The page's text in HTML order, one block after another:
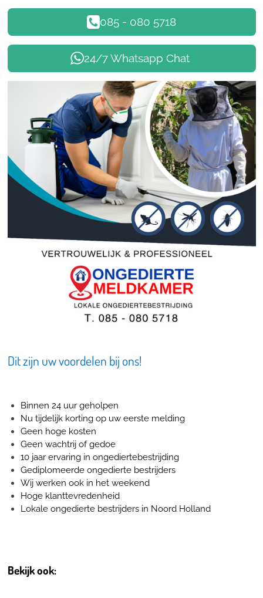
085 - 080 5718
24/7 Whatsapp Chat
Dit zijn uw voordelen bij ons!
Binnen 24 uur geholpen
Nu tijdelijk korting op uw eerste melding
Geen hoge kosten
Geen wachtrij of gedoe
10 jaar ervaring in ongediertebestrijding
Gediplomeerde ongedierte bestrijders
Wij werken ook in het weekend
Hoge klanttevredenheid
Lokale ongedierte bestrijders in Noord Holland
Bekijk ook: